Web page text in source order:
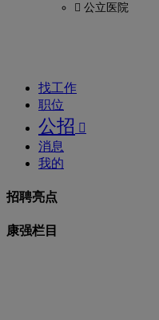
 公立医院
找工作
职位
公招 
消息
我的
招聘亮点
康强栏目